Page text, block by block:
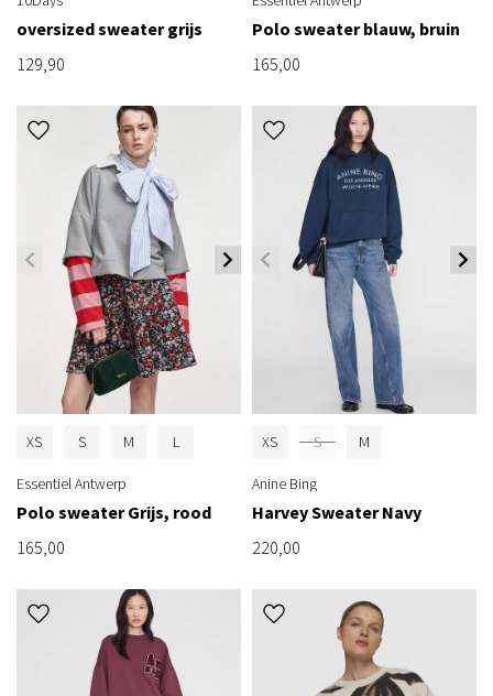
oversized sweater grijs
129,90
Polo sweater blauw, bruin
165,00
XS S M L
Essentiel Antwerp
Polo sweater Grijs, rood
165,00
XS S M
Anine Bing
Harvey Sweater Navy
220,00